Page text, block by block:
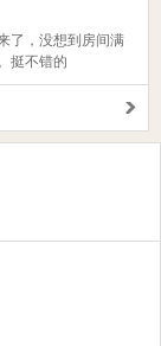
了，没想到房间满
挺不错的